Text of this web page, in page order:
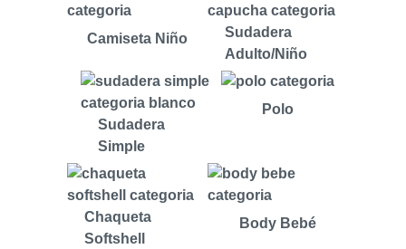
Camiseta Niño
Sudadera
Adulto/Niño
Sudadera
Simple
Polo
Chaqueta
Softshell
Body Bebé